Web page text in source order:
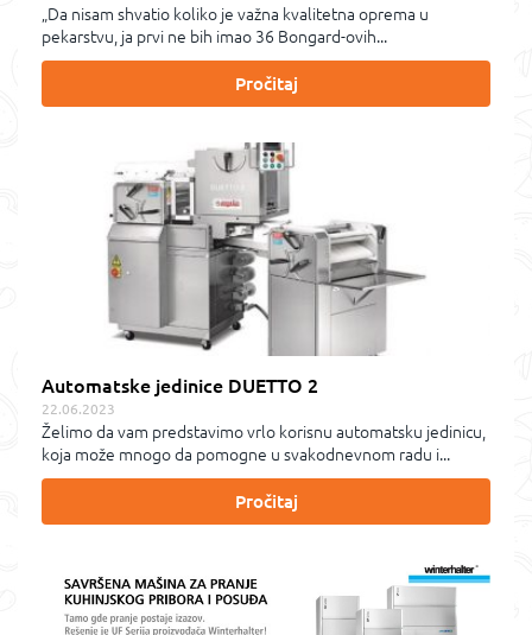
„Da nisam shvatio koliko je važna kvalitetna oprema u
pekarstvu, ja prvi ne bih imao 36 Bongard-ovih...
Pročitaj
Automatske jedinice DUETTO 2
22.06.2023
Želimo da vam predstavimo vrlo korisnu automatsku jedinicu,
koja može mnogo da pomogne u svakodnevnom radu i...
Pročitaj